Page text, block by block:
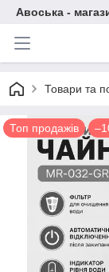
Авоська -
Товари та
Топ продажів